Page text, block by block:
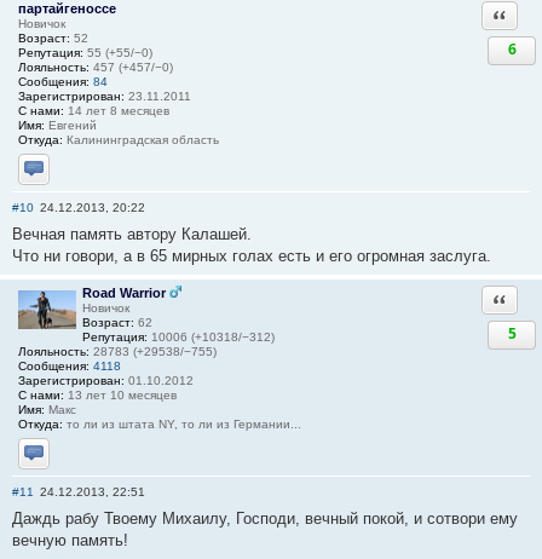
партайгеноссе
Новичок
Возраст: 52
Репутация: 55 (+55/−0)
Лояльность: 457 (+457/−0)
Сообщения: 84
Зарегистрирован: 23.11.2011
С нами: 14 лет 8 месяцев
Имя: Евгений
Откуда: Калининградская область
Отправить личное сообщение
6
#10 24.12.2013, 20:22
Вечная память автору Калашей.
Что ни говори, а в 65 мирных голах есть и его огромная заслуга.
Road Warrior
Новичок
Возраст: 62
Репутация: 10006 (+10318/−312)
Лояльность: 28783 (+29538/−755)
Сообщения: 4118
Зарегистрирован: 01.10.2012
С нами: 13 лет 10 месяцев
Имя: Макс
Откуда: то ли из штата NY, то ли из Германии...
Отправить личное сообщение
5
#11 24.12.2013, 22:51
Даждь рабу Твоему Михаилу, Господи, вечный покой, и сотвори ему
вечную память!